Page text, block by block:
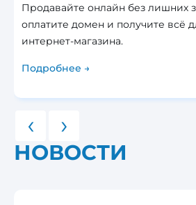
Продавайте онлайн без лишних
оплатите домен и получите всё
интернет-магазина.
Подробнее →
‹ ›
НОВОСТИ